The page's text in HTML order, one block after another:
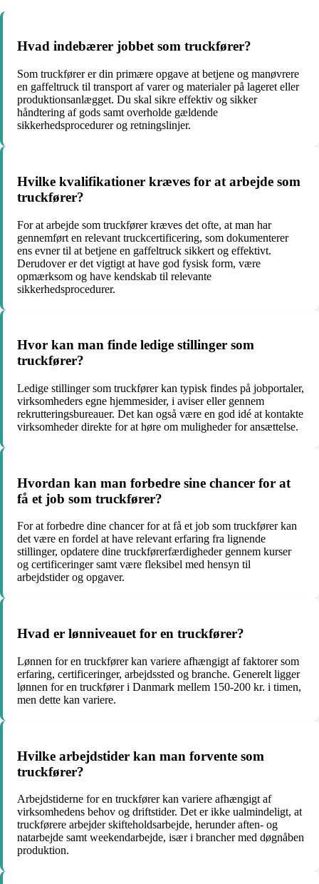
Hvad indebærer jobbet som truckfører?
Som truckfører er din primære opgave at betjene og manøvrere
en gaffeltruck til transport af varer og materialer på lageret eller
produktionsanlægget. Du skal sikre effektiv og sikker
håndtering af gods samt overholde gældende
sikkerhedsprocedurer og retningslinjer.
Hvilke kvalifikationer kræves for at arbejde som
truckfører?
For at arbejde som truckfører kræves det ofte, at man har
gennemført en relevant truckcertificering, som dokumenterer
ens evner til at betjene en gaffeltruck sikkert og effektivt.
Derudover er det vigtigt at have god fysisk form, være
opmærksom og have kendskab til relevante
sikkerhedsprocedurer.
Hvor kan man finde ledige stillinger som
truckfører?
Ledige stillinger som truckfører kan typisk findes på jobportaler,
virksomheders egne hjemmesider, i aviser eller gennem
rekrutteringsbureauer. Det kan også være en god idé at kontakte
virksomheder direkte for at høre om muligheder for ansættelse.
Hvordan kan man forbedre sine chancer for at
få et job som truckfører?
For at forbedre dine chancer for at få et job som truckfører kan
det være en fordel at have relevant erfaring fra lignende
stillinger, opdatere dine truckførerfærdigheder gennem kurser
og certificeringer samt være fleksibel med hensyn til
arbejdstider og opgaver.
Hvad er lønniveauet for en truckfører?
Lønnen for en truckfører kan variere afhængigt af faktorer som
erfaring, certificeringer, arbejdssted og branche. Generelt ligger
lønnen for en truckfører i Danmark mellem 150-200 kr. i timen,
men dette kan variere.
Hvilke arbejdstider kan man forvente som
truckfører?
Arbejdstiderne for en truckfører kan variere afhængigt af
virksomhedens behov og driftstider. Det er ikke ualmindeligt, at
truckførere arbejder skifteholdsarbejde, herunder aften- og
natarbejde samt weekendarbejde, især i brancher med døgnåben
produktion.